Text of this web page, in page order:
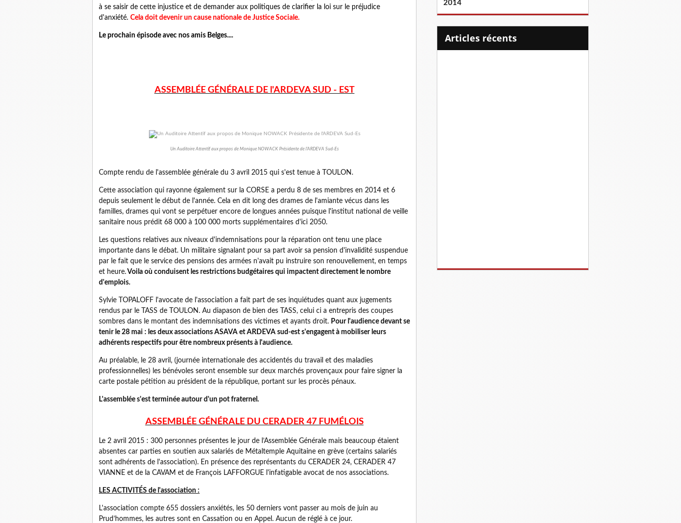
à se saisir de cette injustice et de demander aux politiques de clarifier la loi sur le préjudice
d'anxiété. Cela doit devenir un cause nationale de Justice Sociale.
Le prochain épisode avec nos amis Belges....
ASSEMBLÉE GÉNÉRALE DE l'ARDEVA SUD - EST
Un Auditoire Attentif aux propos de Monique NOWACK Présidente de l'ARDEVA Sud-Es
Compte rendu de l'assemblée générale du 3 avril 2015 qui s'est tenue à TOULON.
Cette association qui rayonne également sur la CORSE a perdu 8 de ses membres en 2014 et 6
depuis seulement le début de l'année. Cela en dit long des drames de l'amiante vécus dans les
familles, drames qui vont se perpétuer encore de longues années puisque l'institut national de veille
sanitaire nous prédit 68 000 à 100 000 morts supplémentaires d'ici 2050.
Les questions relatives aux niveaux d'indemnisations pour la réparation ont tenu une place
importante dans le débat. Un militaire signalant pour sa part avoir sa pension d'invalidité suspendue
par le fait que le service des pensions des armées n'avait pu instruire son renouvellement, en temps
et heure.Voila où conduisent les restrictions budgétaires qui impactent directement le nombre
d'emplois.
Sylvie TOPALOFF l'avocate de l'association a fait part de ses inquiétudes quant aux jugements
rendus par le TASS de TOULON. Au diapason de bien des TASS, celui ci a entrepris des coupes
sombres dans le montant des indemnisations des victimes et ayants droit. Pour l'audience devant se
tenir le 28 mai : les deux associations ASAVA et ARDEVA sud-est s'engagent à mobiliser leurs
adhérents respectifs pour être nombreux présents à l'audience.
Au préalable, le 28 avril, (journée internationale des accidentés du travail et des maladies
professionnelles) les bénévoles seront ensemble sur deux marchés provençaux pour faire signer la
carte postale pétition au président de la république, portant sur les procès pénaux.
L'assemblée s'est terminée autour d'un pot fraternel.
ASSEMBLÉE GÉNÉRALE DU CERADER 47 FUMÉLOIS
Le 2 avril 2015 : 300 personnes présentes le jour de l’Assemblée Générale mais beaucoup étaient
absentes car parties en soutien aux salariés de Métaltemple Aquitaine en grève (certains salariés
sont adhérents de l'association). En présence des représentants du CERADER 24, CERADER 47
VIANNE et de la CAVAM et de François LAFFORGUE l'infatigable avocat de nos associations.
LES ACTIVITÉS de l'association :
L'association compte 655 dossiers anxiétés, les 50 derniers vont passer au mois de juin au
Prud’hommes, les autres sont en Cassation ou en Appel. Aucun de réglé à ce jour.
2014
articles récents